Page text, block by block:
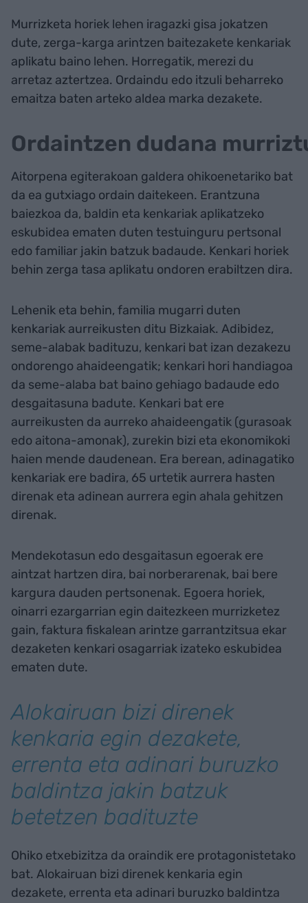
Murrizketa horiek lehen iragazki gisa jokatzen
dute, zerga-karga arintzen baitezakete kenkariak
aplikatu baino lehen. Horregatik, merezi du
arretaz aztertzea. Ordaindu edo itzuli beharreko
emaitza baten arteko aldea marka dezakete.
Ordaintzen dudana
Aitorpena egiterakoan galdera ohikoenetariko bat
da ea gutxiago ordain daitekeen. Erantzuna
baiezkoa da, baldin eta kenkariak aplikatzeko
eskubidea ematen duten testuinguru pertsonal
edo familiar jakin batzuk badaude. Kenkari horiek
behin zerga tasa aplikatu ondoren erabiltzen dira.
Lehenik eta behin, familia mugarri duten
kenkariak aurreikusten ditu Bizkaiak. Adibidez,
seme-alabak badituzu, kenkari bat izan dezakezu
ondorengo ahaideengatik; kenkari hori handiagoa
da seme-alaba bat baino gehiago badaude edo
desgaitasuna badute. Kenkari bat ere
aurreikusten da aurreko ahaideengatik (gurasoak
edo aitona-amonak), zurekin bizi eta ekonomikoki
haien mende daudenean. Era berean, adinagatiko
kenkariak ere badira, 65 urtetik aurrera hasten
direnak eta adinean aurrera egin ahala gehitzen
direnak.
Mendekotasun edo desgaitasun egoerak ere
aintzat hartzen dira, bai norberarenak, bai bere
kargura dauden pertsonenak. Egoera horiek,
oinarri ezargarrian egin daitezkeen murrizketez
gain, faktura fiskalean arintze garrantzitsua ekar
dezaketen kenkari osagarriak izateko eskubidea
ematen dute.
Alokairuan bizi direnek
kenkaria egin dezakete,
errenta eta adinari buruzko
baldintza jakin batzuk
betetzen badituzte
Ohiko etxebizitza da oraindik ere protagonistetako
bat. Alokairuan bizi direnek kenkaria egin
dezakete, errenta eta adinari buruzko baldintza